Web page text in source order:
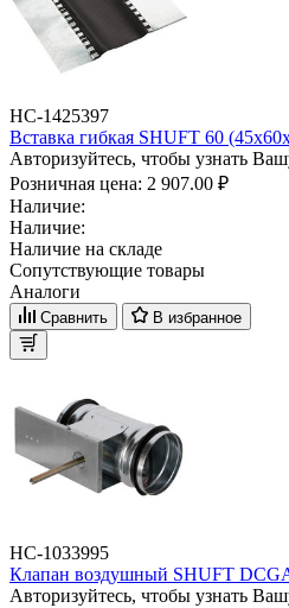
НС-1425397
Вставка гибкая SHUFT 60
Авторизуйтесь, чтобы узнать
Розничная цена: 2 907.00 ₽
Наличие:
Наличие:
Наличие на складе
Сопутствующие товары
Аналоги
Сравнить В избранное
НС-1033995
Клапан воздушный SHUFT
Авторизуйтесь, чтобы узнать